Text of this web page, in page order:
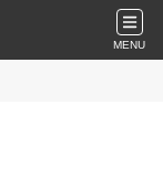
MENU